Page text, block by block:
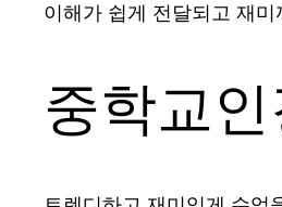
이해가 쉽게 전달되고 재
중학교